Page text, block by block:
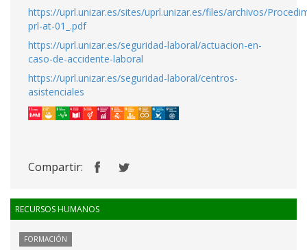
https://uprl.unizar.es/sites/uprl.unizar.es/files/archivos/
prl-at-01_.pdf
https://uprl.unizar.es/seguridad-laboral/actuacion-en-
caso-de-accidente-laboral
https://uprl.unizar.es/seguridad-laboral/centros-
asistenciales
Compartir:
RECURSOS HUMANOS
FORMACIÓN